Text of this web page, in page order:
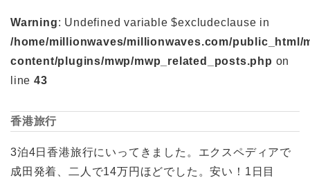
Warning: Undefined variable $excludeclause in
/home/millionwaves/millionwaves.com/public_html/
content/plugins/mwp/mwp_related_posts.php on
line 43
香港旅行
3泊4日香港旅行にいってきました。エクスペディアで
成田発着、二人で14万円ほどでした。安い！1日目